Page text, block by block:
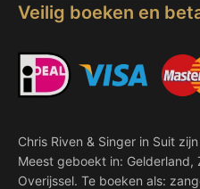
Veilig boeken en
Chris Riven & Singer in Suit
Meest geboekt in: Gelderland,
Overijssel. Te boeken als: